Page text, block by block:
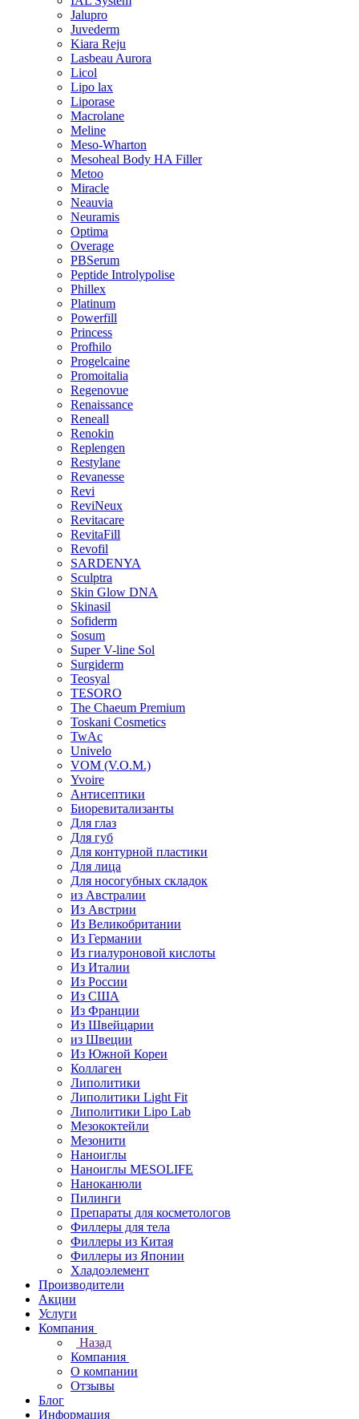
Jalupro
Juvederm
Kiara Reju
Lasbeau Aurora
Licol
Lipo lax
Liporase
Macrolane
Meline
Meso-Wharton
Mesoheal Body HA Filler
Metoo
Miracle
Neauvia
Neuramis
Optima
Overage
PBSerum
Peptide Introlypolise
Phillex
Platinum
Powerfill
Princess
Profhilo
Progelcaine
Promoitalia
Regenovue
Renaissance
Reneall
Renokin
Replengen
Restylane
Revanesse
Revi
ReviNeux
Revitacare
RevitaFill
Revofil
SARDENYA
Sculptra
Skin Glow DNA
Skinasil
Sofiderm
Sosum
Super V-line Sol
Surgiderm
Teosyal
TESORO
The Chaeum Premium
Toskani Cosmetics
TwAc
Univelo
VOM (V.O.M.)
Yvoire
Антисептики
Биоревитализанты
Для глаз
Для губ
Для контурной пластики
Для лица
Для носогубных складок
из Австралии
Из Австрии
Из Великобритании
Из Германии
Из гиалуроновой кислоты
Из Италии
Из России
Из США
Из Франции
Из Швейцарии
из Швеции
Из Южной Кореи
Коллаген
Липолитики
Липолитики Light Fit
Липолитики Lipo Lab
Мезококтейли
Мезонити
Наноиглы
Наноиглы MESOLIFE
Наноканюли
Пилинги
Препараты для косметологов
Филлеры для тела
Филлеры из Китая
Филлеры из Японии
Хладоэлемент
Производители
Акции
Услуги
Компания
Назад
Компания
О компании
Отзывы
Блог
Информация